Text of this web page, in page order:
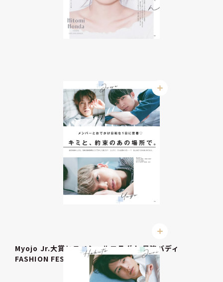
Myojo Jr.大賞とスペシャルコラボ！ 最強バディ
FASHION FES!!